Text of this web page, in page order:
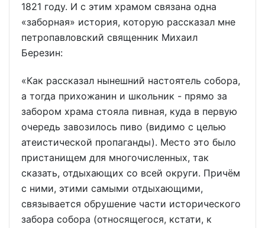
1821 году. И с этим храмом связана одна
«заборная» история, которую рассказал мне
петропавловский священник Михаил
Березин:
«Как рассказал нынешний настоятель собора,
а тогда прихожанин и школьник - прямо за
забором храма стояла пивная, куда в первую
очередь завозилось пиво (видимо с целью
атеистической пропаганды). Место это было
пристанищем для многочисленных, так
сказать, отдыхающих со всей округи. Причём
с ними, этими самыми отдыхающими,
связывается обрушение части исторического
забора собора (относящегося, кстати, к